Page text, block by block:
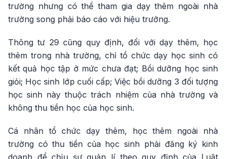
trường nhưng có thể tham gia dạy thêm ngoài nhà
trường song phải báo cáo với hiệu trưởng.
Thông tư 29 cũng quy định, đối với dạy thêm, học
thêm trong nhà trường, chỉ tổ chức dạy học sinh có
kết quả học tập ở mức chưa đạt; Bồi dưỡng học sinh
giỏi; Học sinh lớp cuối cấp; Việc bồi dưỡng 3 đối tượng
học sinh này thuộc trách nhiệm của nhà trường và
không thu tiền học của học sinh.
Cá nhân tổ chức dạy thêm, học thêm ngoài nhà
trường có thu tiền của học sinh phải đăng ký kinh
doanh để chịu sự quản lí theo quy định của Luật